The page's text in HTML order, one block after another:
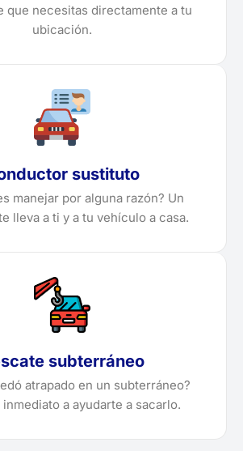
que necesitas directamente a tu
ubicación.
sustituto
manejar por alguna razón? Un
lleva a ti y a tu vehículo a casa.
subterráneo
atrapado en un subterráneo?
inmediato a ayudarte a sacarlo.